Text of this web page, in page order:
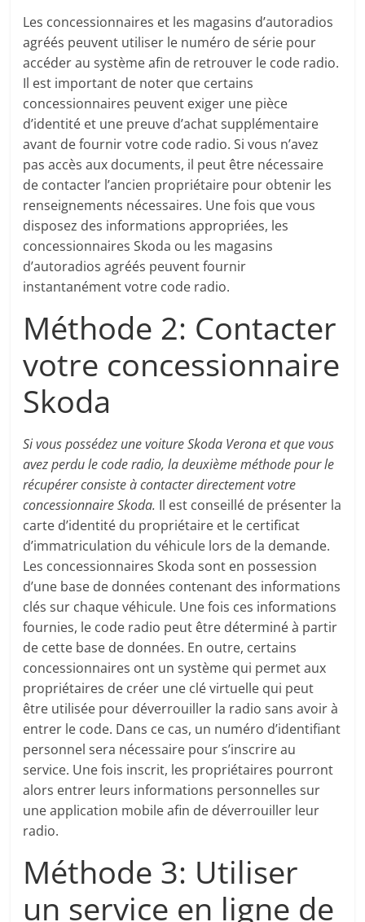
Les concessionnaires et les magasins d’autoradios
agréés peuvent utiliser le numéro de série pour
accéder au système afin de retrouver le code radio.
Il est important de noter que certains
concessionnaires peuvent exiger une pièce
d’identité et une preuve d’achat supplémentaire
avant de fournir votre code radio. Si vous n’avez
pas accès aux documents, il peut être nécessaire
de contacter l’ancien propriétaire pour obtenir les
renseignements nécessaires. Une fois que vous
disposez des informations appropriées, les
concessionnaires Skoda ou les magasins
d’autoradios agréés peuvent fournir
instantanément votre code radio.
Méthode 2: Contacter
votre concessionnaire
Skoda
Si vous possédez une voiture Skoda Verona et que vous
avez perdu le code radio, la deuxième méthode pour le
récupérer consiste à contacter directement votre
concessionnaire Skoda. Il est conseillé de présenter la
carte d’identité du propriétaire et le certificat
d’immatriculation du véhicule lors de la demande.
Les concessionnaires Skoda sont en possession
d’une base de données contenant des informations
clés sur chaque véhicule. Une fois ces informations
fournies, le code radio peut être déterminé à partir
de cette base de données. En outre, certains
concessionnaires ont un système qui permet aux
propriétaires de créer une clé virtuelle qui peut
être utilisée pour déverrouiller la radio sans avoir à
entrer le code. Dans ce cas, un numéro d’identifiant
personnel sera nécessaire pour s’inscrire au
service. Une fois inscrit, les propriétaires pourront
alors entrer leurs informations personnelles sur
une application mobile afin de déverrouiller leur
radio.
Méthode 3: Utiliser
un service en ligne de